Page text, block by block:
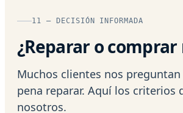
11 — DECISIÓN INFORMADA
¿Reparar o comprar
Muchos clientes nos
pena reparar. Aquí los criterios
nosotros.